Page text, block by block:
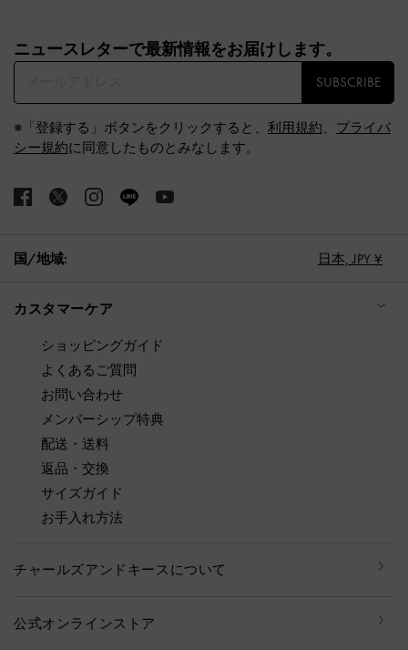
ニュースレターで最新情報をお届けします。​
SUBSCRIBE
※「登録する」ボタンをクリックすると、 利用規約、 プライバ
シー規約に同意したものとみなします。
国/地域: 日本, JPY ¥
カスタマーケア
ショッピングガイド
よくあるご質問
お問い合わせ
メンバーシップ特典
配送・送料
返品・交換
サイズガイド
お手入れ方法
チャールズアンドキースについて
公式オンラインストア